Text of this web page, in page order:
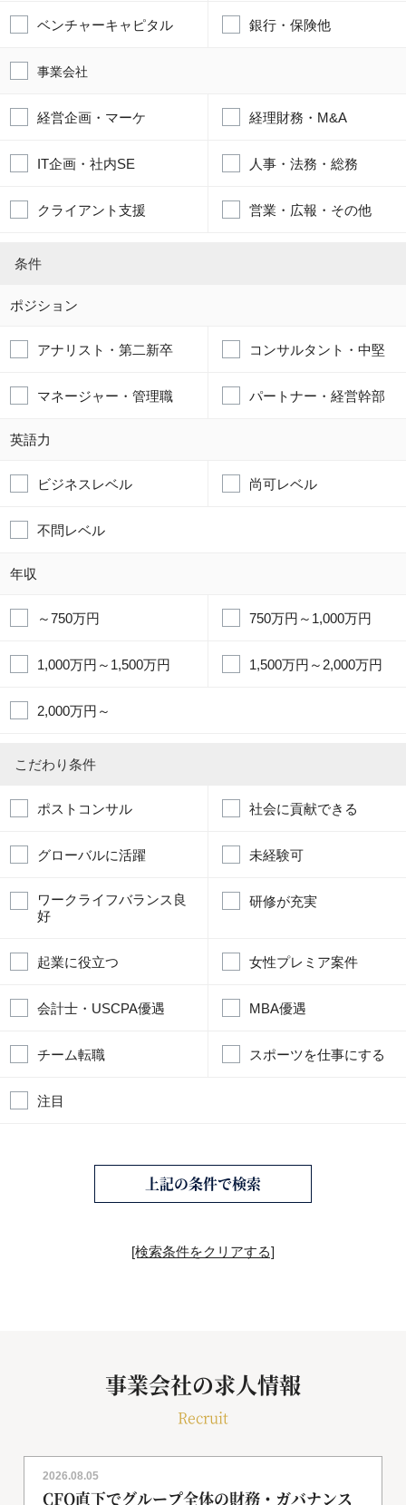
ベンチャーキャピタル 銀行・保険他
事業会社
経営企画・マーケ 経理財務・M&A
IT企画・社内SE 人事・法務・総務
クライアント支援 営業・広報・その他
条件
ポジション
アナリスト・第二新卒 コンサルタント・中堅
マネージャー・管理職 パートナー・経営幹部
英語力
ビジネスレベル 尚可レベル
不問レベル
年収
～750万円 750万円～1,000万円
1,000万円～1,500万円 1,500万円～2,000万円
2,000万円～
こだわり条件
ポストコンサル 社会に貢献できる
グローバルに活躍 未経験可
ワークライフバランス良
好
研修が充実
起業に役立つ 女性プレミア案件
会計士・USCPA優遇 MBA優遇
チーム転職 スポーツを仕事にする
注目
上記の条件で検索
[検索条件をクリアする]
事業会社の求人情報
Recruit
2026.08.05
CFO直下でグループ全体の財務・ガバナンス